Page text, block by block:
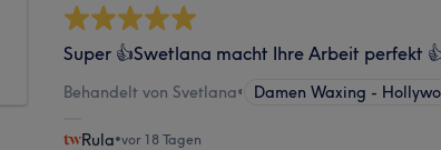
Super 👍Swetlana macht Ihre Arbeit perfekt
Behandelt von Svetlana• Damen Waxing -
Rula•vor 18 Tagen